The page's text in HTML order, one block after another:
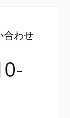
合わせ